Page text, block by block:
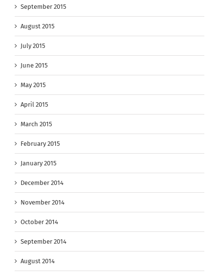
September 2015
August 2015
July 2015
June 2015
May 2015
April 2015
March 2015
February 2015
January 2015
December 2014
November 2014
October 2014
September 2014
August 2014